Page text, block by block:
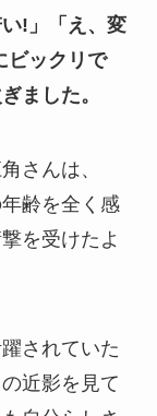
!」「え、変
ビックリで
ました。
さんは、
齢を全く感
を受けたよ
されていた
近影を見て